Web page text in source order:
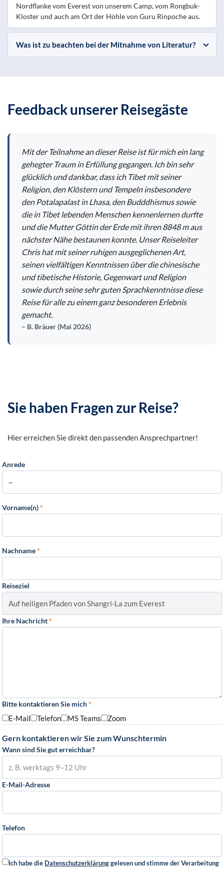
Nordflanke vom Everest von unserem Camp, vom Rongbuk-
Kloster und auch am Ort der Höhle von Guru Rinpoche aus.
Was ist zu beachten bei der Mitnahme von Literatur?
Feedback unserer Reisegäste
Mit der Teilnahme an dieser Reise ist für mich ein lang
gehegter Traum in Erfüllung gegangen. Ich bin sehr
glücklich und dankbar, dass ich Tibet mit seiner
Religion, den Klöstern und Tempeln insbesondere
den Potalapalast in Lhasa, den Budddhismus sowie
die in Tibet lebenden Menschen kennenlernen durfte
und die Mutter Göttin der Erde mit ihren 8848 m aus
nächster Nähe bestaunen konnte. Unser Reiseleiter
Chris hat mit seiner ruhigen ausgeglichenen Art,
seinen vielfältigen Kenntnissen über die chinesische
und tibetische Historie, Gegenwart und Religion
sowie durch seine sehr guten Sprachkenntnisse diese
Reise für alle zu einem ganz besonderen Erlebnis
gemacht.
B. Bräuer (Mai 2026)
Sie haben Fragen zur Reise?
Hier erreichen Sie direkt den passenden Ansprechpartner!
Anrede
Vorname(n)*
Nachname*
Reiseziel
Ihre Nachricht*
Bitte kontaktieren Sie mich*
E-Mail Telefon MS Teams Zoom
Gern kontaktieren wir Sie zum Wunschtermin
Wann sind Sie gut erreichbar?
E-Mail-Adresse
Telefon
Ich habe die Datenschutzerklärunggelesen und stimme der Verarbeitung